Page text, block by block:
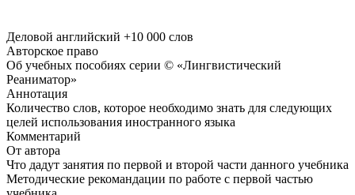
Деловой английский +10 000 слов
Авторское право
Об учебных пособиях серии © «Лингвистический
Реаниматор»
Аннотация
Количество слов, которое необходимо знать для следующих
целей использования иностранного языка
Комментарий
От автора
Что дадут занятия по первой и второй части данного учебника
Методические рекомандации по работе с первой частью